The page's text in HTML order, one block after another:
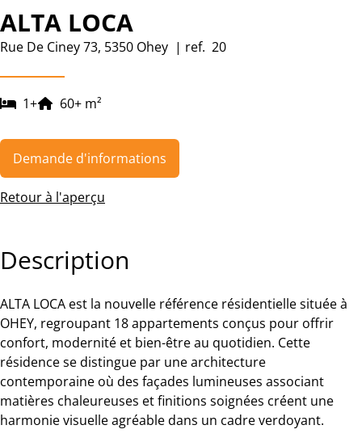
ALTA LOCA
Rue De Ciney 73, 5350 Ohey | ref. 20
1+ 60+ m²
Demande d'informations
Retour à l'aperçu
Description
ALTA LOCA est la nouvelle référence résidentielle située à
OHEY, regroupant 18 appartements conçus pour offrir
confort, modernité et bien-être au quotidien. Cette
résidence se distingue par une architecture
contemporaine où des façades lumineuses associant
matières chaleureuses et finitions soignées créent une
harmonie visuelle agréable dans un cadre verdoyant.